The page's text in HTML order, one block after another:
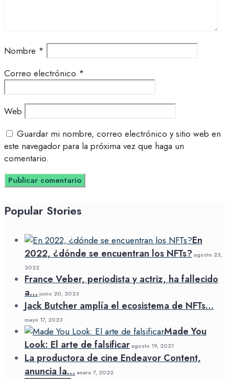
Nombre *
Correo electrónico *
Web
Guardar mi nombre, correo electrónico y sitio web en
este navegador para la próxima vez que haga un
comentario.
Popular Stories
En
2022, ¿dónde se encuentran los NFTs?agosto 23,
2022
France Veber, periodista y actriz, ha fallecido
a…junio 20, 2023
Jack Butcher amplía el ecosistema de NFTs…
mayo 17, 2023
Made You
Look: El arte de falsificaragosto 19, 2021
La productora de cine Endeavor Content,
anuncia la…enero 7, 2022